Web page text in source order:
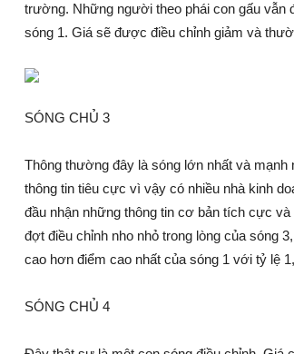
trường. Những người theo phái con gấu vẫn
sóng 1. Giá sẽ được điều chỉnh giảm và
SÓNG CHỦ 3
Thông thường đây là sóng lớn nhất và
thông tin tiêu cực vì vậy có nhiều nhà kinh
đầu nhận những thông tin cơ bản tích cực
đợt điều chỉnh nho nhỏ trong lòng của sóng
cao hơn điểm cao nhất của sóng 1 với tỷ lệ
SÓNG CHỦ 4